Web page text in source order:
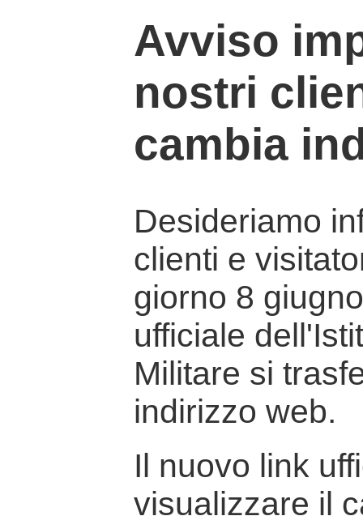
Avviso
nostri
cambia
Desideriamo
clienti e
giorno 8
ufficiale
Militare si
indirizzo web.
Il nuovo link
visualizzare il